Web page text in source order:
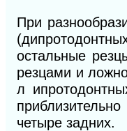
При
остальные
резцами и
л
четыре задних.